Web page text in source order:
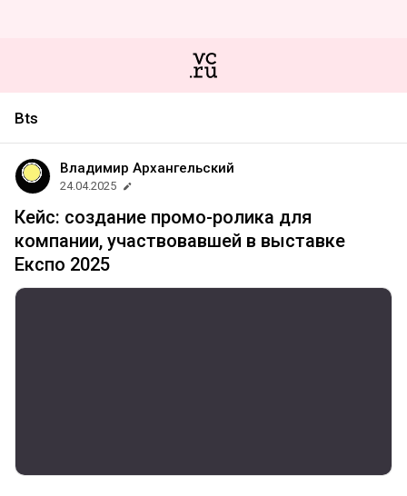
Bts
Владимир Архангельский
24.04.2025
Кейс: создание промо-ролика для
компании, участвовавшей в выставке
Експо 2025